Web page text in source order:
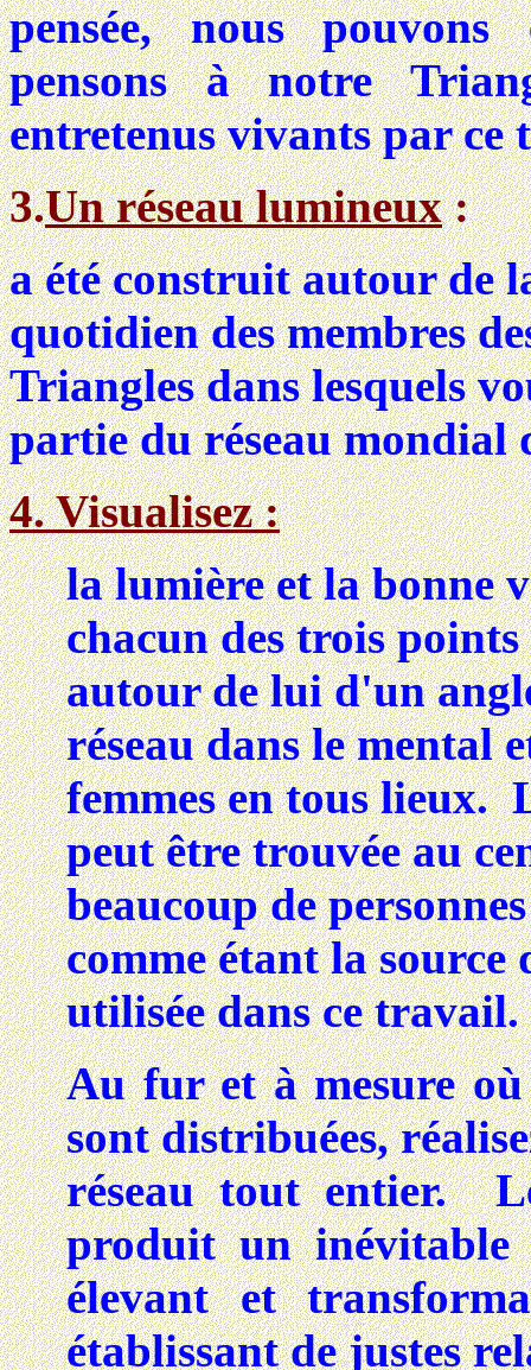
pensée, nous
pensons à notre
entretenus vivants par
3.Un réseau lumineux:
a été construit autour de
quotidien des membres
Triangles dans lesquels
partie du réseau mondial
4. Visualisez :
la lumière et la bonne
chacun des trois
autour de lui d'un
réseau dans le mental
femmes en tous lieux.
peut être trouvée au
beaucoup de
comme étant la source
utilisée dans ce travail.
Au fur et à mesure
sont distribuées,
réseau tout entier.
produit un inévitable
élevant et
établissant de justes